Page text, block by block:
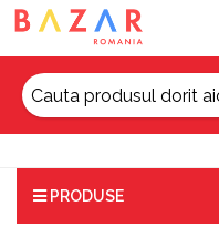
PRODUSE